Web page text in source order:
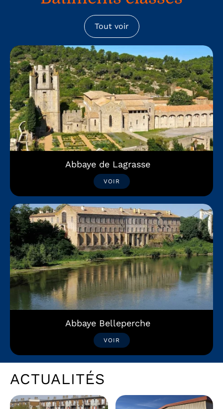
Tout voir
Abbaye de Lagrasse
VOIR
Abbaye Belleperche
VOIR
ACTUALITÉS